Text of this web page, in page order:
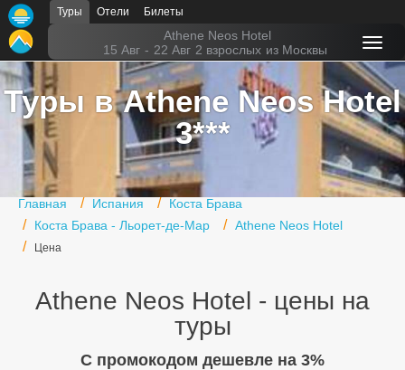
Туры Отели Билеты
Athene Neos Hotel
15 Авг - 22 Авг 2 взрослых из Москвы
Туры в Athene Neos Hotel
3***
Главная Испания
Коста Брава
Коста Брава - Льорет-де-Мар
Athene Neos Hotel
Цена
Athene Neos Hotel - цены на
туры
C промокодом дешевле на 3%
Главная
Горящие туры
Туры в Турцию
Туры в Египет
Туры в ОАЭ
Офис г. Москва
Помощь
Подборки отелей